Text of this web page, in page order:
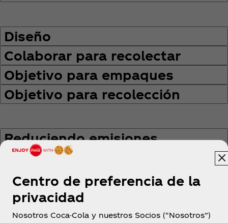
Diseño
Colaborar para recolectar
Objetivo para empaques
Objetivo para recolección
Reduciendo emisiones
Objetivo
Centro de preferencia de la
privacidad
Nosotros Coca-Cola y nuestros Socios (“Nosotros”)